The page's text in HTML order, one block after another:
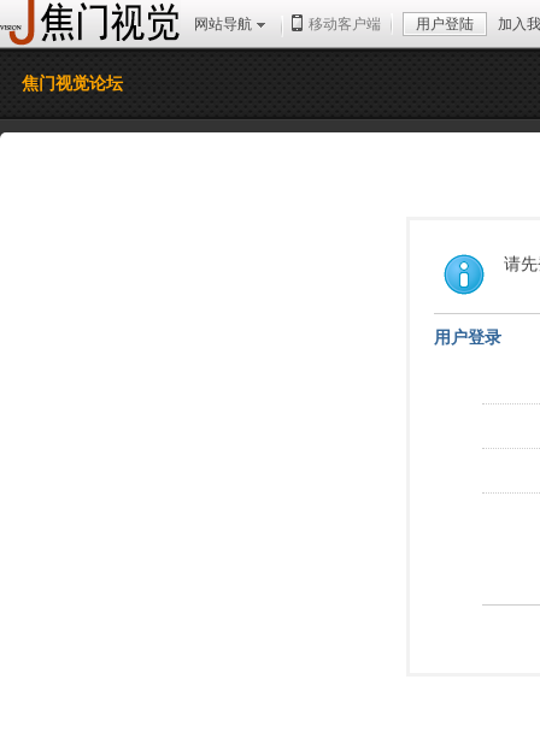
网站导航 移动客户端 用户登陆 加入
焦门视觉论坛
请
用户登录